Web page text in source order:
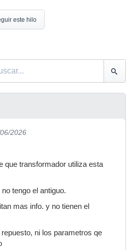
este hilo
2026
que transformador utiliza esta
tengo el antiguo.
mas info. y no tienen el
ni los parametros qe